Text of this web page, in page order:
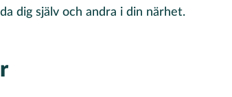
dig själv och andra i din närhet.